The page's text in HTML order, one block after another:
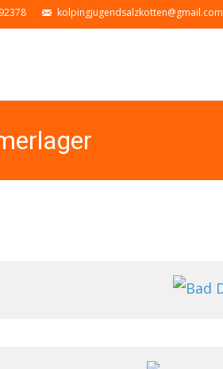
kolpingjugendsalzkotten@gmail.com